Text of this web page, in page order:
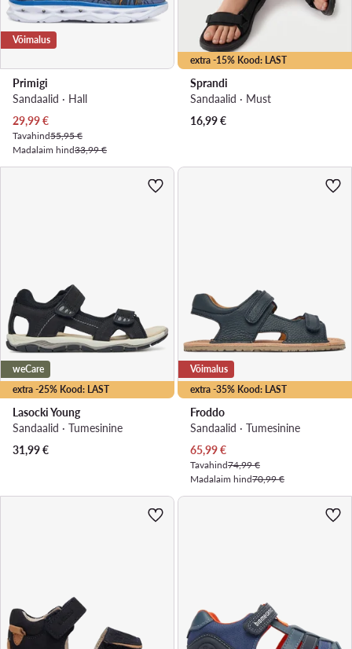
Võimalus
Primigi
Sandaalid · Hall
Praegune hind
29,99€
Tavahind55,95 €
Madalaim hind33,99 €
extra -15% Kood: LAST
Sprandi
Sandaalid · Must
16,99€
extra -25% Kood: LAST
weCare
Lasocki Young
Sandaalid · Tumesinine
31,99€
extra -35% Kood: LAST
Võimalus
Froddo
Sandaalid · Tumesinine
Praegune hind
65,99€
Tavahind74,99 €
Madalaim hind70,99 €